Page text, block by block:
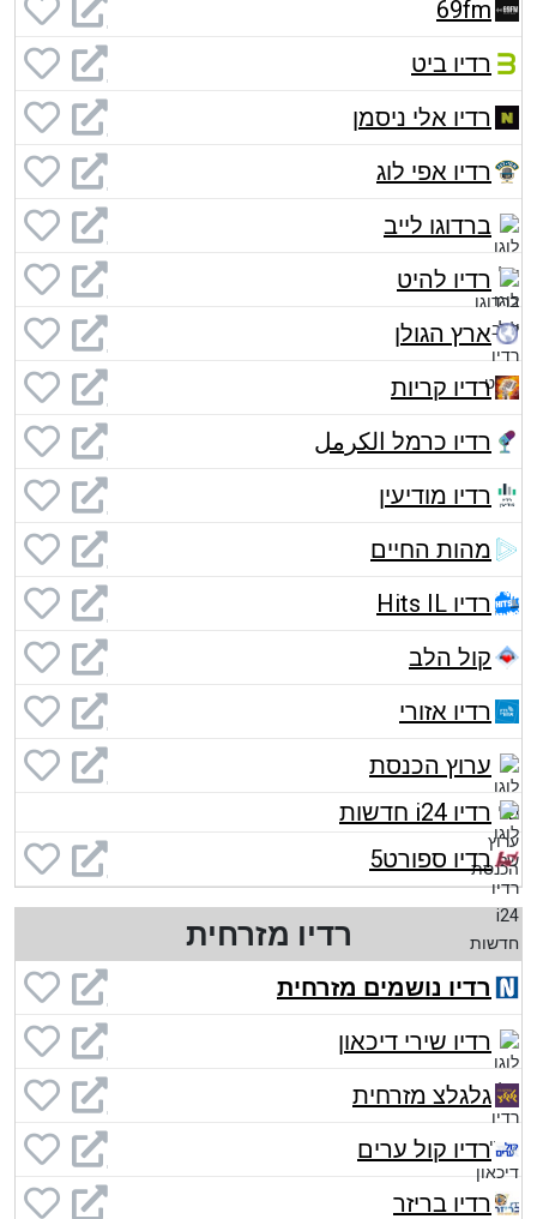
69fm
רדיו ביט
רדיו אלי ניסמן
רדיו אפי לוג
ברדוגו לייב
רדיו להיט
ארץ הגולן
רדיו קריות
רדיו כרמל الكرمل
רדיו מודיעין
מהות החיים
רדיו Hits IL
קול הלב
רדיו אזורי
ערוץ הכנסת
רדיו i24 חדשות
רדיו ספורט5
רדיו מזרחית
רדיו נושמים מזרחית
רדיו שירי דיכאון
גלגלצ מזרחית
רדיו קול ערים
רדיו בריזר